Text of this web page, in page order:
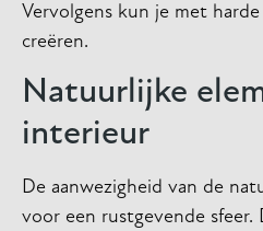
Vervolgens kun je met
creëren.
Natuurlijke
interieur
De aanwezigheid van de
voor een rustgevende